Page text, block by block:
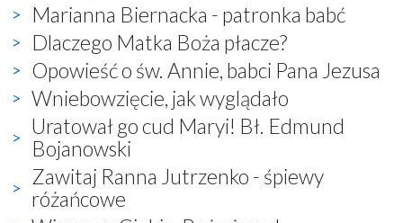
Marianna Biernacka - patronka babć
Dlaczego Matka Boża płacze?
Opowieść o św. Annie, babci Pana Jezusa
Wniebowzięcie, jak wyglądało
Uratował go cud Maryi! Bł. Edmund
Bojanowski
Zawitaj Ranna Jutrzenko - śpiewy
różańcowe